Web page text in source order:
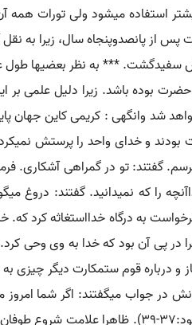
استفاده می‏شود ولی تورات همه
از پانصدوپنجاه سال، زیرا به نقل
سفیدگشت. *** به نظر بعضی‏ها طول
بوده باشد. زیرا دلیل علمی بر
شد وانگهی : کریمی کاین جهان
بودند و خدای واحد را پرستش
گفتند: تو در گمراهی آشکاری.
را که نمی‏دانید. گفتند: دروغ
به درگاه خدااستغاثه کرد که.
در پی آن بود که خدا به وی وحی
و درباره قوم ستمکارت دیگر چیزی
در جواب می‏گفتند: اگر شما امروز
مسخره می‏کنید ما هم روزی شما را مسخره خواهیم کرد بزودی خواهید دانست کیست که عذاب خوار کننده و دائمی بوی نازل خواهد شد(هود:37-39). ظاهرا